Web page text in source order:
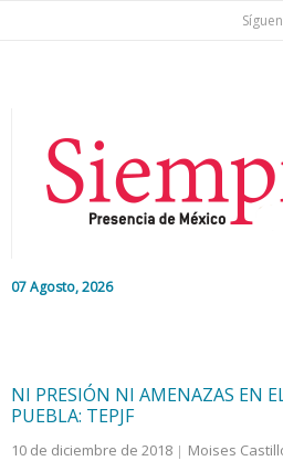
07 Agosto, 2026
Editorial
NI PRESIÓN NI AMENAZAS EN
PUEBLA: TEPJF
10 de diciembre de 2018 Moises